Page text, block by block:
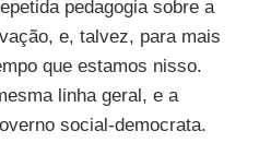
pedagogia sobre a
e, talvez, para mais
que estamos nisso.
linha geral, e a
social-democrata.